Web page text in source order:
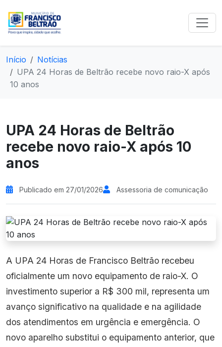
Início
Notícias
UPA 24 Horas de Beltrão recebe novo raio-X após
10 anos
UPA 24 Horas de Beltrão
recebe novo raio-X após 10
anos
Publicado em 27/01/2026 Assessoria de comunicação
A UPA 24 Horas de Francisco Beltrão recebeu
oficialmente um novo equipamento de raio-X. O
investimento superior a R$ 300 mil, representa um
avanço significativo na qualidade e na agilidade
dos atendimentos em urgência e emergência. O
novo aparelho substitui o equipamento anterior, que